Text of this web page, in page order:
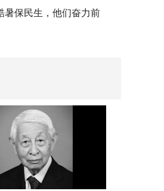
暑保民生，他们奋力前